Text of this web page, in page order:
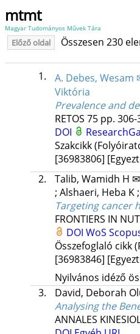
mtmt
Magyar Tudományos Művek Tára
Előző oldal Összesen 230
1. A. Debes, Wesam
Viktória
Prevalence and
RETOS 75 pp. 306-
DOI
Szakcikk
[36983806]
2.
Talib, Wamidh H ✉
; Alshaeri, Heba K ;
Targeting cancer
FRONTIERS IN
DOI WoS
Összefoglaló cikk
[36983846]
Nyilvános idéző
3.
David, Deborah
Analysing the
ANNALES